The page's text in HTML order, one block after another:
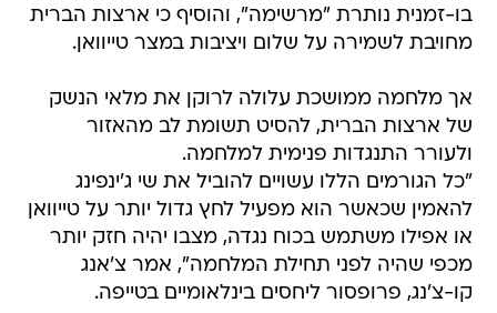
בו-זמנית נותרת "מרשימה", והוסיף כי ארצות הברית
מחויבת לשמירה על שלום ויציבות במצר טייוואן.
אך מלחמה ממושכת עלולה לרוקן את מלאי הנשק
של ארצות הברית, להסיט תשומת לב מהאזור
ולעורר התנגדות פנימית למלחמה.
"כל הגורמים הללו עשויים להוביל את שי ג'ינפינג
להאמין שכאשר הוא מפעיל לחץ גדול יותר על טייוואן
או אפילו משתמש בכוח נגדה, מצבו יהיה חזק יותר
מכפי שהיה לפני תחילת המלחמה", אמר צ'אנג
קו-צ'נג, פרופסור ליחסים בינלאומיים בטייפה.